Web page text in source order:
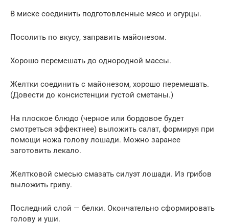
В миске соединить подготовленные мясо и огурцы.
Посолить по вкусу, заправить майонезом.
Хорошо перемешать до однородной массы.
Желтки соединить с майонезом, хорошо перемешать.
(Довести до консистенции густой сметаны.)
На плоское блюдо (черное или бордовое будет
смотреться эффектнее) выложить салат, формируя при
помощи ножа голову лошади. Можно заранее
заготовить лекало.
Желтковой смесью смазать силуэт лошади. Из грибов
выложить гриву.
Последний слой — белки. Окончательно сформировать
голову и уши.